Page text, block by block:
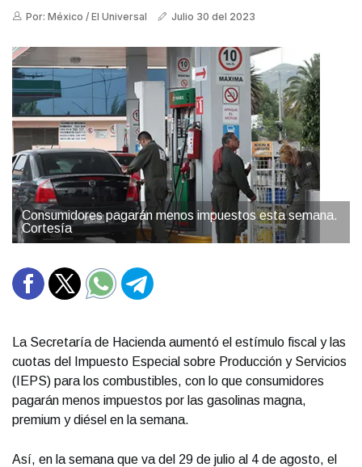
Por: México / El Universal Julio 30 del 2023
Consumidores pagarán menos impuestos esta semana.
Cortesía
La Secretaría de Hacienda aumentó el estímulo fiscal y las
cuotas del Impuesto Especial sobre Producción y Servicios
(IEPS) para los combustibles, con lo que consumidores
pagarán menos impuestos por las gasolinas magna,
premium y diésel en la semana.
Así, en la semana que va del 29 de julio al 4 de agosto, el